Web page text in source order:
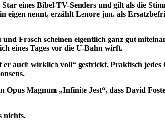
eines Bibel-TV-Senders und gilt als die
eigen nennt, erzählt Lenore jun. als
Frosch scheinen eigentlich ganz gut
eines Tages vor die U-Bahn wirft.
er auch wirklich voll“ gestrickt. Praktisch
Magnum „Infinite Jest“, dass David
nichts.